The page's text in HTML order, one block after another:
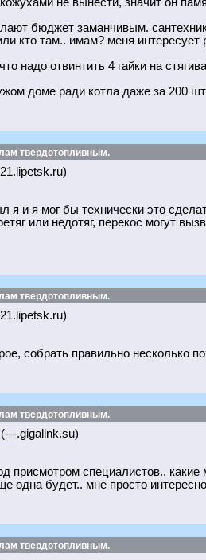
бюджет заманчивым.
кто там.. имам? меня интересует
надо отвинтить 4 гайки на
доме ради котла даже за 200
твердотопливным.
я и я мог бы технически это
или недотяг, перекос могут
твердотопливным.
собрать правильно несколько
твердотопливным.
(---.gigalink.su)
присмотром специалистов.. какие
одна будет.. мне просто
твердотопливным.